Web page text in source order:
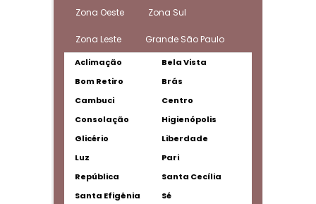
Zona Oeste Zona Sul
Zona Leste Grande São Paulo
Aclimação
Bela Vista
Bom Retiro
Brás
Cambuci
Centro
Consolação
Higienópolis
Glicério
Liberdade
Luz
Pari
República
Santa Cecília
Santa Efigênia
Sé